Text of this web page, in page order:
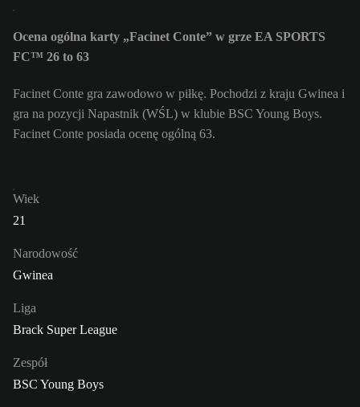
Ocena ogólna karty „Facinet Conte” w grze EA SPORTS
FC™ 26 to 63
Facinet Conte gra zawodowo w piłkę. Pochodzi z kraju Gwinea i
gra na pozycji Napastnik (WŚL) w klubie BSC Young Boys.
Facinet Conte posiada ocenę ogólną 63.
Wiek
21
Narodowość
Gwinea
Liga
Brack Super League
Zespół
BSC Young Boys